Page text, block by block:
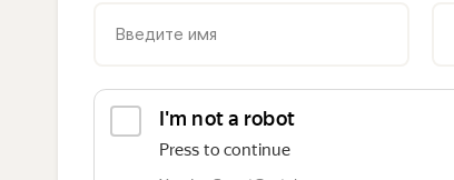
Введите имя